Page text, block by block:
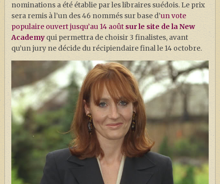
nominations a été établie par les libraires suédois. Le prix
sera remis à l’un des 46 nommés sur base d’un vote
populaire ouvert jusqu’au 14 aoûtsur le site de la New
Academyqui permettra de choisir 3 finalistes, avant
qu’un jury ne décide du récipiendaire final le 14 octobre.